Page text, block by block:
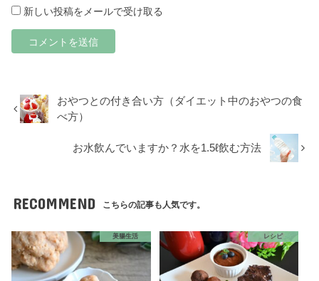
新しい投稿をメールで受け取る
おやつとの付き合い方（ダイエット中のおやつの食
べ方）
お水飲んでいますか？水を1.5ℓ飲む方法
RECOMMEND こちらの記事も人気です。
美腸生活 レシピ